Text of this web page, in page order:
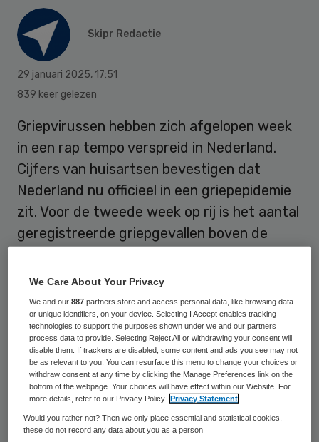
Skipr Redactie
29 januari 2025, 17:51
839 keer gelezen
Griepvirussen hebben zich afgelopen week
in een rap tempo verspreid in Nederland.
Cijfers van huisartsen bevestigen dat
Nederland nu officieel in een griepepidemie
zit. Voor de tweede week op rij is het aantal
geregistreerde griepgevallen boven de
Gezondheidsinstituut Nivel meldt dat
afgelopen week per 100.000 inwoners 76
mensen met griepklachten naar
de huisarts gingen. Dat is een flinke stijging
ten opzichte van een week eerder, toen het
er 58 waren. De grens om van een epidemie
te spreken ligt volgens de
We Care About Your Privacy
We and our887 partners store and access personal data, like browsing data
or unique identifiers, on your device. Selecting I Accept enables tracking
technologies to support the purposes shown under we and our partners
process data to provide. Selecting Reject All or withdrawing your consent will
disable them. If trackers are disabled, some content and ads you see may not
be as relevant to you. You can resurface this menu to change your choices or
withdraw consent at any time by clicking the Manage Preferences link on the
bottom of the webpage. Your choices will have effect within our Website. For
more details, refer to our Privacy Policy.
Privacy Statement
Would you rather not? Then we only place essential and statistical cookies,
these do not record any data about you as a person